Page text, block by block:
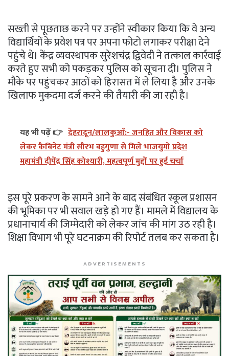
सख्ती से पूछताछ करने पर उन्होंने स्वीकार किया कि वे अन्य
विद्यार्थियों के प्रवेश पत्र पर अपना फोटो लगाकर परीक्षा देने
पहुंचे थे। केंद्र व्यवस्थापक सुरेशचंद्र द्विवेदी ने तत्काल कार्रवाई
करते हुए सभी को पकड़कर पुलिस को सूचना दी। पुलिस ने
मौके पर पहुंचकर आठों को हिरासत में ले लिया है और उनके
खिलाफ मुकदमा दर्ज करने की तैयारी की जा रही है।
यह भी पढ़ें 👉 देहरादून/लालकुआँ:- जनहित और विकास को
लेकर कैबिनेट मंत्री सौरभ बहुगुणा से मिले भाजयुमो प्रदेश
महामंत्री दीपेंद्र सिंह कोश्यारी, महत्वपूर्ण मुद्दों पर हुई चर्चा
इस पूरे प्रकरण के सामने आने के बाद संबंधित स्कूल प्रशासन
की भूमिका पर भी सवाल खड़े हो गए हैं। मामले में विद्यालय के
प्रधानाचार्य की जिम्मेदारी को लेकर जांच की मांग उठ रही है।
शिक्षा विभाग भी पूरे घटनाक्रम की रिपोर्ट तलब कर सकता है।
ADVERTISEMENTS